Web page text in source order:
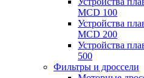
MCD 100
Устройства
MCD 200
Устройства
500
Фильтры и дроссели